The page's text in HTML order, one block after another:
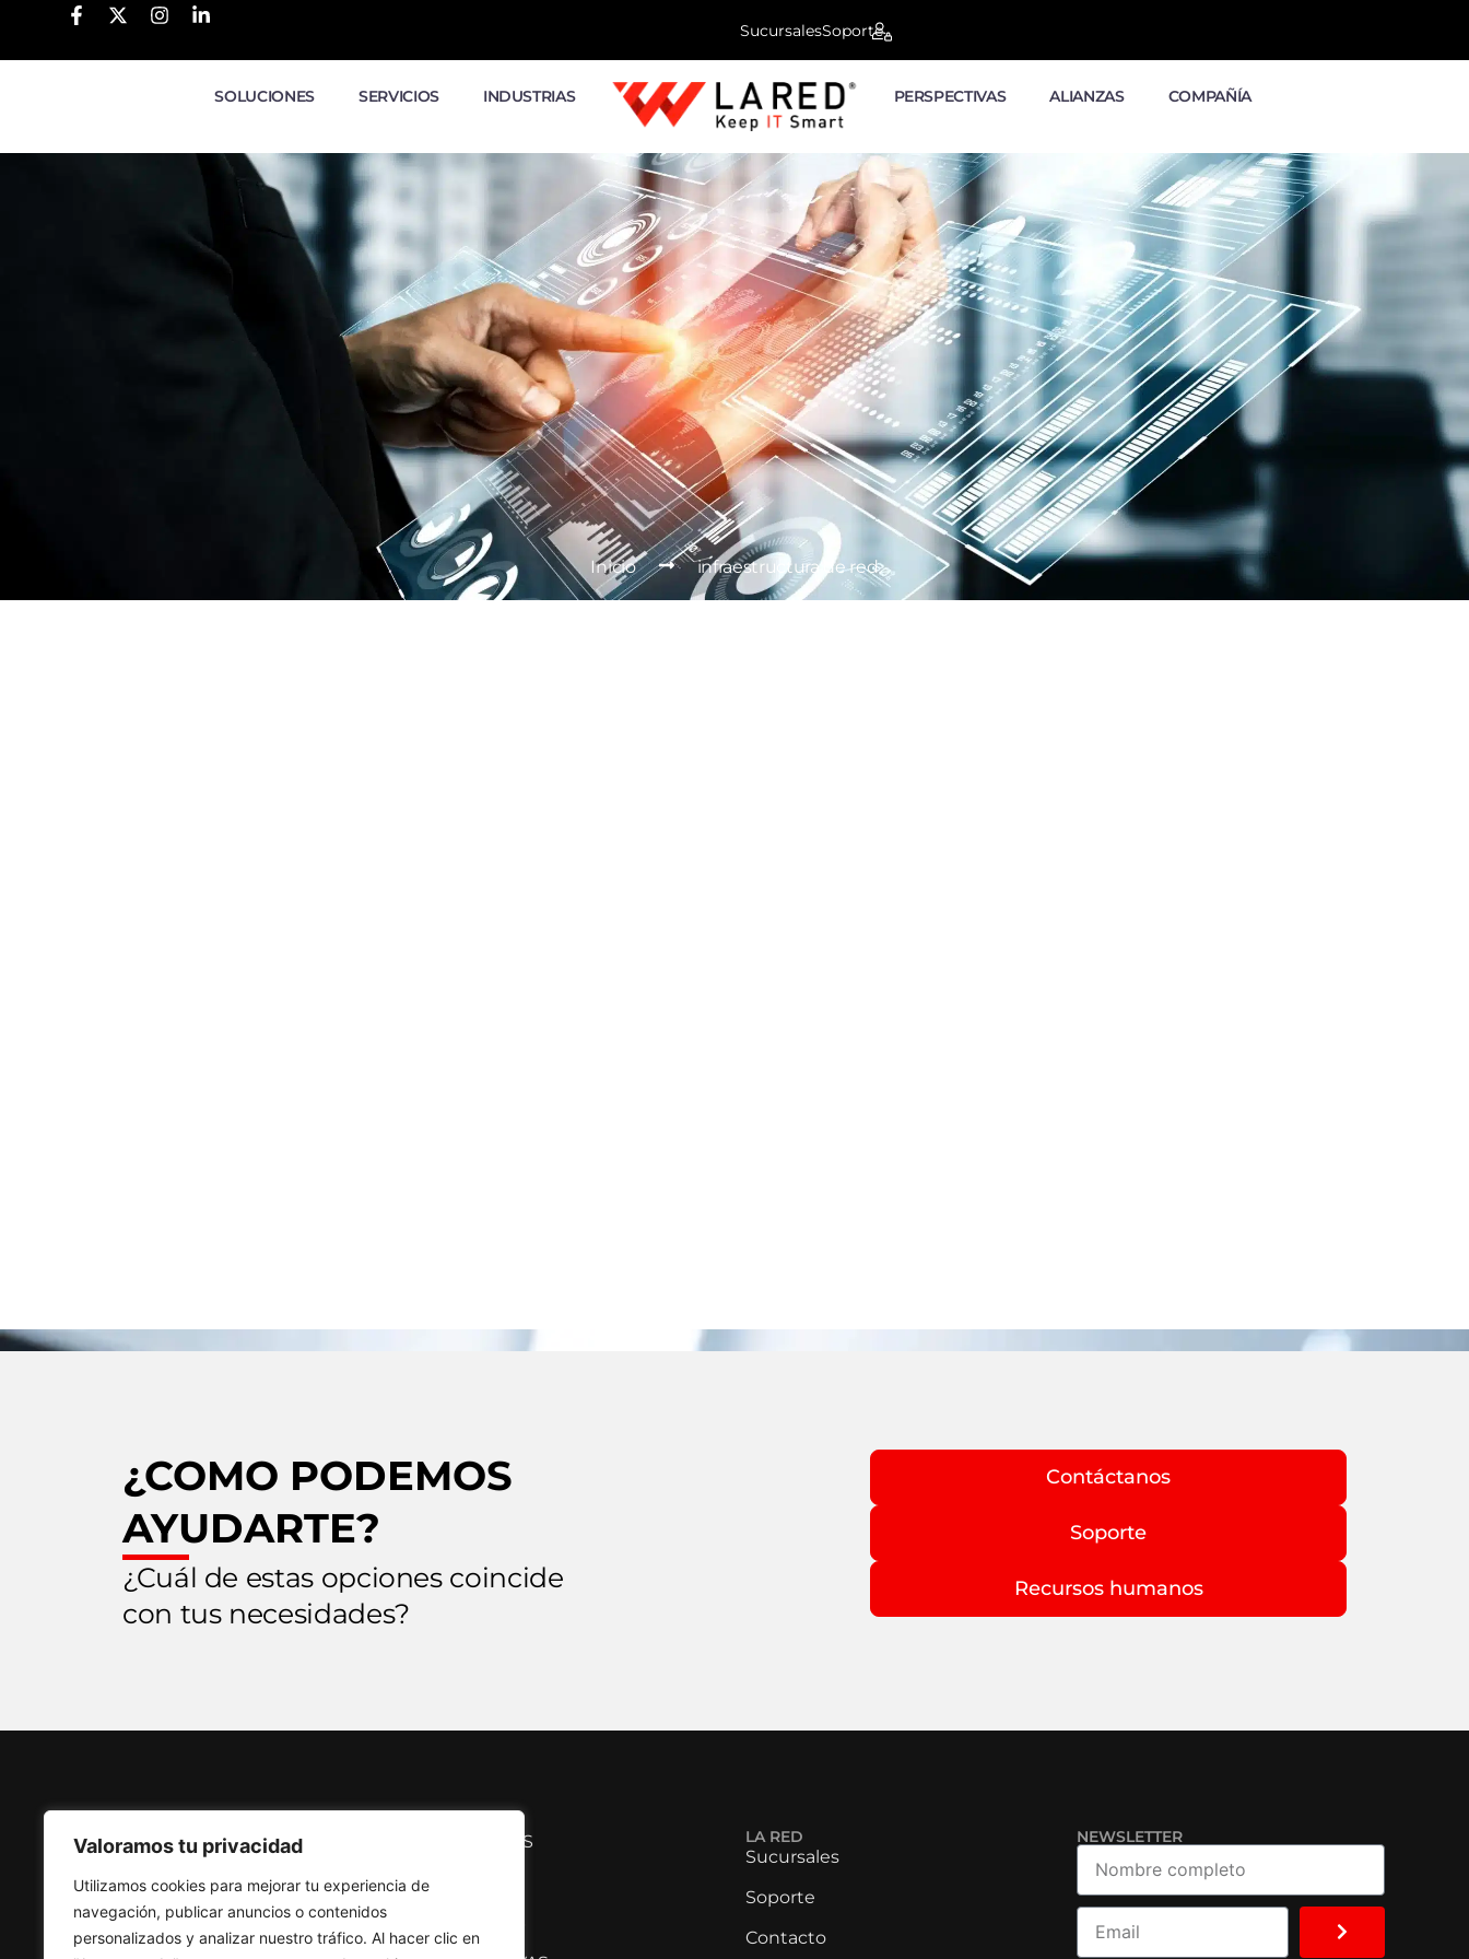
Valoramos tu privacidad
Utilizamos cookies para mejorar tu experiencia de
navegación, publicar anuncios o contenidos
personalizados y analizar nuestro tráfico. Al hacer clic en
SucursalesSoporte
SOLUCIONES SERVICIOS INDUSTRIAS PERSPECTIVAS ALIANZAS COMPAÑÍA
Inicio infraestructura de red
¿COMO PODEMOS
AYUDARTE?
¿Cuál de estas opciones coincide
con tus necesidades?
Contáctanos
Soporte
Recursos humanos
Av. Rio San Joaquín #436,
Oficina 307, Amp. Granada,
Miguel Hidalgo, C.P. 11529,
SOLUCIONES
SERVICIOS
LA RED
Sucursales
Soporte
Contacto
NEWSLETTER